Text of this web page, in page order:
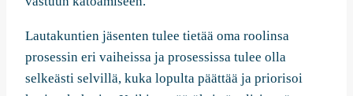
Lautakuntien jäsenten tulee tietää oma roolinsa
prosessin eri vaiheissa ja prosessissa tulee olla
selkeästi selvillä, kuka lopulta päättää ja priorisoi